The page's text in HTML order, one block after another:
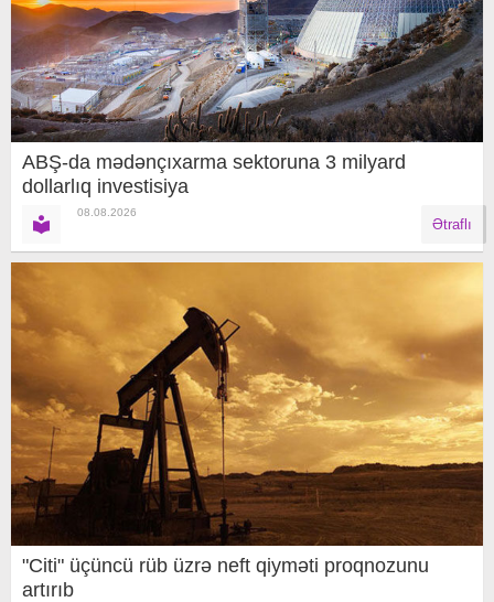
ABŞ-da mədənçıxarma sektoruna 3 milyard
dollarlıq investisiya
08.08.2026
Ətraflı
"Citi" üçüncü rüb üzrə neft qiyməti proqnozunu
artırıb